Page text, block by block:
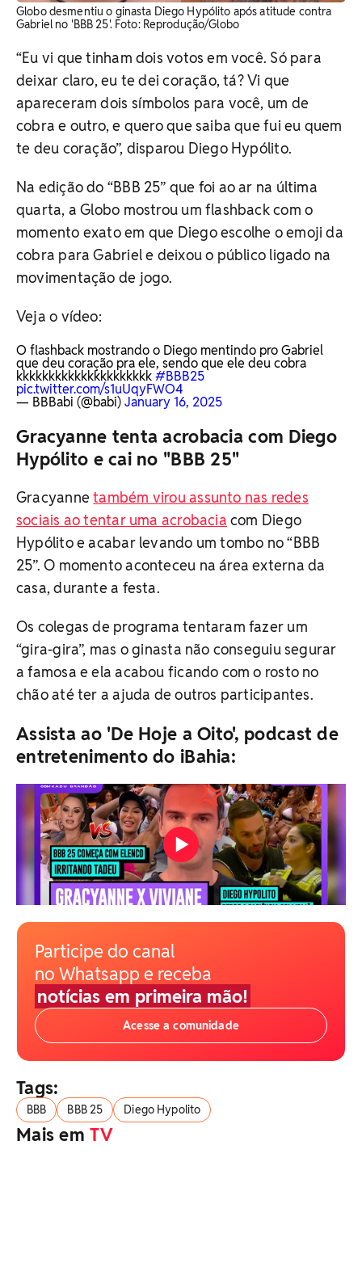
Globo desmentiu o ginasta Diego Hypólito após atitude contra
Gabriel no 'BBB 25'. Foto: Reprodução/Globo
“Eu vi que tinham dois votos em você. Só para
deixar claro, eu te dei coração, tá? Vi que
apareceram dois símbolos para você, um de
cobra e outro, e quero que saiba que fui eu quem
te deu coração”, disparou Diego Hypólito.
Na edição do “BBB 25” que foi ao ar na última
quarta, a Globo mostrou um flashback com o
momento exato em que Diego escolhe o emoji da
cobra para Gabriel e deixou o público ligado na
movimentação de jogo.
Veja o vídeo:
O flashback mostrando o Diego mentindo pro Gabriel
que deu coração pra ele, sendo que ele deu cobra
kkkkkkkkkkkkkkkkkkkkk#BBB25
pic.twitter.com/s1uUqyFWO4
— BBBabi (@babi)January 16, 2025
Gracyanne tenta acrobacia com Diego
Hypólito e cai no "BBB 25"
Gracyannetambém virou assunto nas redes
sociais ao tentar uma acrobacia com Diego
Hypólito e acabar levando um tombo no “BBB
25”. O momento aconteceu na área externa da
casa, durante a festa.
Os colegas de programa tentaram fazer um
“gira-gira”, mas o ginasta não conseguiu segurar
a famosa e ela acabou ficando com o rosto no
chão até ter a ajuda de outros participantes.
Assista ao 'De Hoje a Oito', podcast de
entretenimento do iBahia:
Participe do canal
no Whatsapp e receba
notícias em primeira mão!
Acesse a comunidade
Tags:
BBB BBB 25 Diego Hypolito
Mais emTV